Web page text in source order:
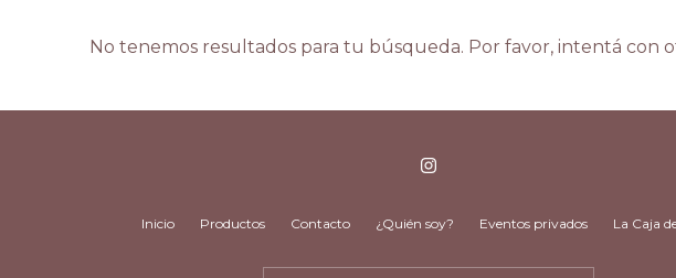
No tenemos resultados para tu búsqueda. Por favor, intentá con
Inicio Productos Contacto ¿Quién soy? Eventos privados La Caja